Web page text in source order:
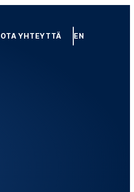
OTA YHTEYTTÄ EN